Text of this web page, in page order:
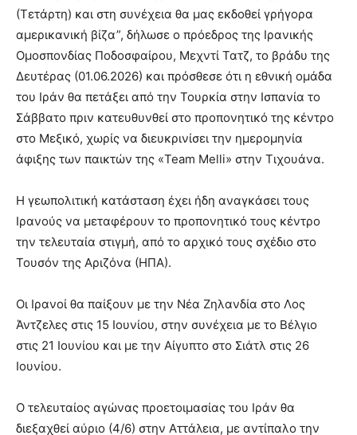
(Τετάρτη) και στη συνέχεια θα μας εκδοθεί γρήγορα
αμερικανική βίζα”, δήλωσε ο πρόεδρος της Ιρανικής
Ομοσπονδίας Ποδοσφαίρου, Μεχντί Τατζ, το βράδυ της
Δευτέρας (01.06.2026) και πρόσθεσε ότι η εθνική ομάδα
του Ιράν θα πετάξει από την Τουρκία στην Ισπανία το
Σάββατο πριν κατευθυνθεί στο προπονητικό της κέντρο
στο Μεξικό, χωρίς να διευκρινίσει την ημερομηνία
άφιξης των παικτών της «Team Melli» στην Τιχουάνα.
Η γεωπολιτική κατάσταση έχει ήδη αναγκάσει τους
Ιρανούς να μεταφέρουν το προπονητικό τους κέντρο
την τελευταία στιγμή, από το αρχικό τους σχέδιο στο
Τουσόν της Αριζόνα (ΗΠΑ).
Οι Ιρανοί θα παίξουν με την Νέα Ζηλανδία στο Λος
Άντζελες στις 15 Ιουνίου, στην συνέχεια με το Βέλγιο
στις 21 Ιουνίου και με την Αίγυπτο στο Σιάτλ στις 26
Ιουνίου.
Ο τελευταίος αγώνας προετοιμασίας του Ιράν θα
διεξαχθεί αύριο (4/6) στην Αττάλεια, με αντίπαλο την